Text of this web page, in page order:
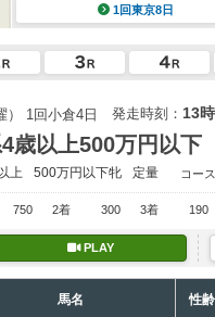
1回東京8日
） 1回小倉4日 発走時刻： 13
歳以上500万円以下
上 500万円以下牝 定量 コー
750 2着 300 3着 190
PLAY
馬名 性齢